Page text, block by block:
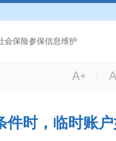
会保险参保信息维护
|
件时，临时账